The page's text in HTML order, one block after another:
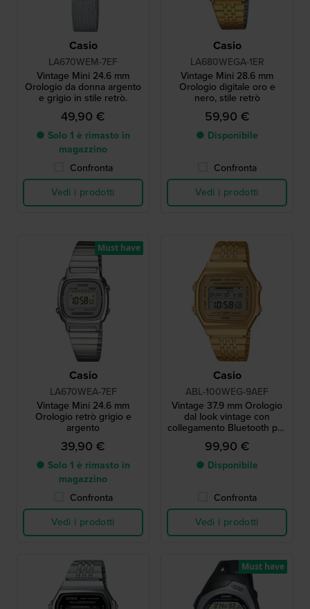
Casio
LA670WEM-7EF
Vintage Mini 24.6 mm
Orologio da donna argento
e grigio in stile retrò.
49,90 €
● Solo 1 è rimasto in
magazzino
Confronta
Vedi i prodotti
Casio
LA680WEGA-1ER
Vintage Mini 28.6 mm
Orologio digitale oro e
nero, stile retrò
59,90 €
● Disponibile
Confronta
Vedi i prodotti
Casio
LA670WEA-7EF
Vintage Mini 24.6 mm
Orologio retrò grigio e
argento
39,90 €
● Solo 1 è rimasto in
magazzino
Confronta
Vedi i prodotti
Must have
Casio
ABL-100WEG-9AEF
Vintage 37.9 mm Orologio
dal look vintage con
collegamento Bluetooth per
smartphone
99,90 €
● Disponibile
Confronta
Vedi i prodotti
Must have